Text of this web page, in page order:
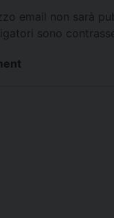
email non sarà
sono